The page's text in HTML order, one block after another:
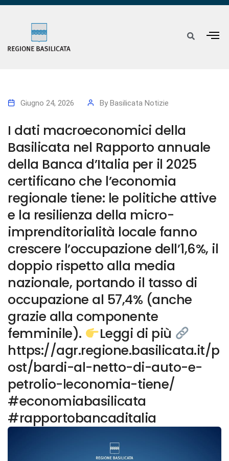
Giugno 24, 2026 By Basilicata Notizie
I dati macroeconomici della
Basilicata nel Rapporto annuale
della Banca d’Italia per il 2025
certificano che l’economia
regionale tiene: le politiche attive
e la resilienza della micro-
imprenditorialità locale fanno
crescere l’occupazione dell’1,6%, il
doppio rispetto alla media
nazionale, portando il tasso di
occupazione al 57,4% (anche
grazie alla componente
femminile).
Leggi di più
https://agr.regione.basilicata.it/p
ost/bardi-al-netto-di-auto-e-
petrolio-leconomia-tiene/
#economiabasilicata
#rapportobancaditalia